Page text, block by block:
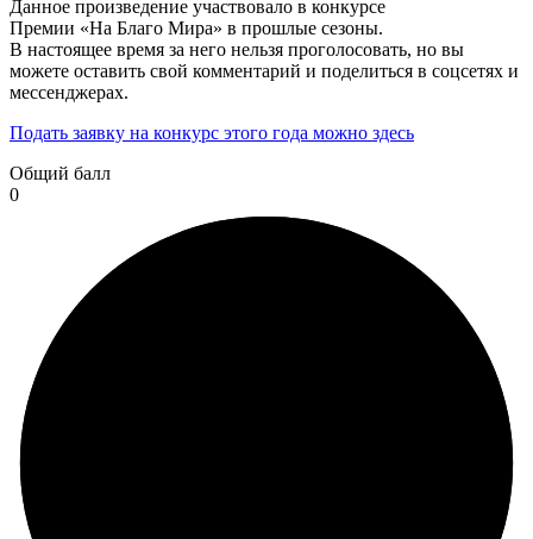
Данное произведение участвовало в конкурсе
Премии «На Благо Мира» в прошлые сезоны.
В настоящее время за него нельзя проголосовать, но вы
можете оставить свой комментарий и поделиться в соцсетях и
мессенджерах.
Подать заявку на конкурс этого года можно здесь
Общий балл
0